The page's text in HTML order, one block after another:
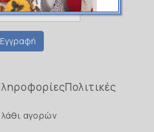
Εγγραφή
Πολιτικές
αγορών